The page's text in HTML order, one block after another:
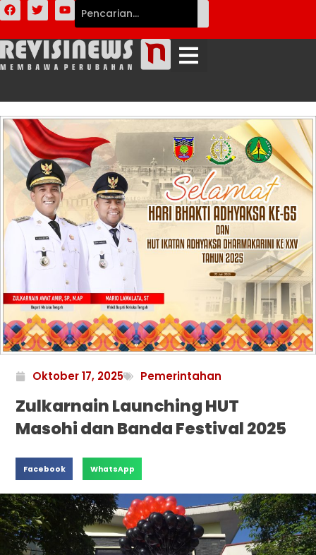
Oktober 17, 2025 Pemerintahan
Zulkarnain Launching HUT
Masohi dan Banda Festival 2025
Facebook WhatsApp